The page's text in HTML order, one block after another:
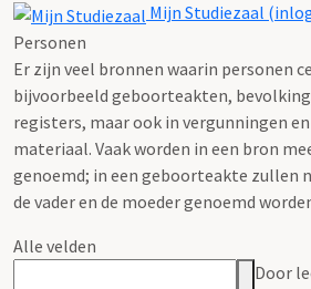
Mijn Studiezaal
Personen
Er zijn veel bronnen waarin personen
bijvoorbeeld geboorteakten,
registers, maar ook in vergunningen
materiaal. Vaak worden in een bron
genoemd; in een geboorteakte zullen
de vader en de moeder genoemd
Alle velden
Door